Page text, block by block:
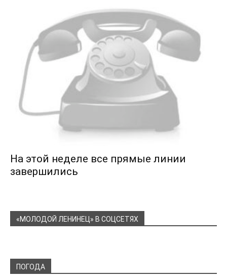
На этой неделе все прямые линии
завершились
«МОЛОДОЙ ЛЕНИНЕЦ» В СОЦСЕТЯХ
ПОГОДА